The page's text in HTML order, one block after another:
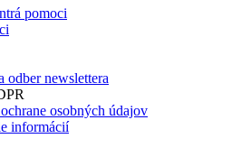
pomoci
odber newslettera
osobných údajov
informácií